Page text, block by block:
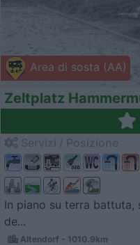
Area di sosta (AA)
Zeltplatz
In piano su terra battuta,
de...
Altendorf - 1010.9km